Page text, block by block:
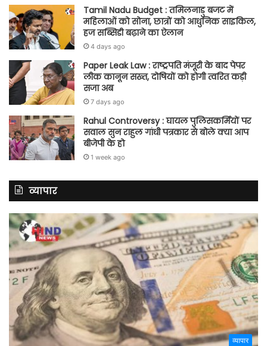
Tamil Nadu Budget : तमिलनाडु बजट में
महिलाओं को सोना, छात्रों को आधुनिक साइकिल,
हज सब्सिडी बढ़ाने का ऐलान
4 days ago
Paper Leak Law : राष्ट्रपति मंजूरी के बाद पेपर
लीक कानून सख्त, दोषियों को होगी त्वरित कड़ी
सजा अब
7 days ago
Rahul Controversy : घायल पुलिसकर्मियों पर
सवाल सुन राहुल गांधी पत्रकार से बोले क्या आप
बीजेपी के हो
1 week ago
व्यापार
व्यापार